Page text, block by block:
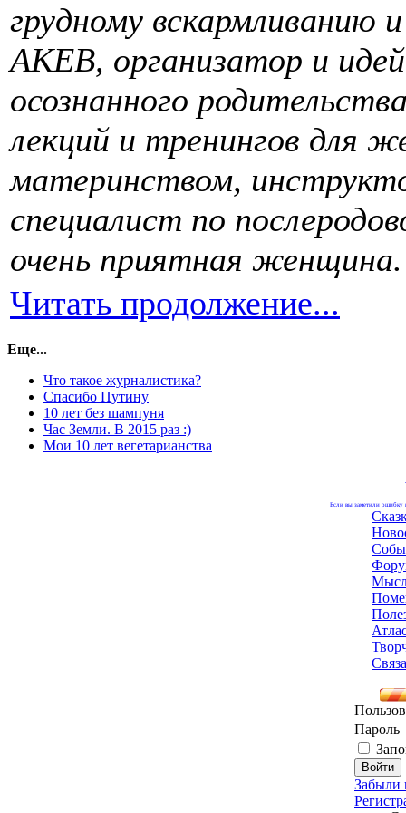
грудному вскармливанию
АКЕВ, организатор и
осознанного
лекций и тренингов для
материнством,
специалист по
очень приятная женщина.
Читать продолжение...
Еще...
Что такое журналистика?
Спасибо Путину
10 лет без шампуня
Час Земли. В 2015 раз :)
Мои 10 лет вегетарианства
Если вы заметили ошибку
Пароль
Забыли